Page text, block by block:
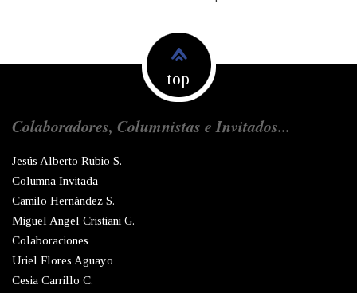
top
Colaboradores, Columnistas e Invitados...
Jesús Alberto Rubio S.
Columna Invitada
Camilo Hernández S.
Miguel Angel Cristiani G.
Colaboraciones
Uriel Flores Aguayo
Cesia Carrillo C.